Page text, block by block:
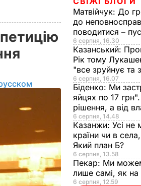
Матвійчук: До
до
поводитися –
6 серпня, 16.30
Казанський:
Рік тому
"все зруйнує та
6 серпня, 16.07
Біденко: Ми
яйцях по 17
рішення, а від
6 серпня, 14.48
Казанжи: Усі не
країни чи в
Який план Б?
6 серпня, 13.58
Пекар: Ми
лише самі, як
6 серпня, 12.59